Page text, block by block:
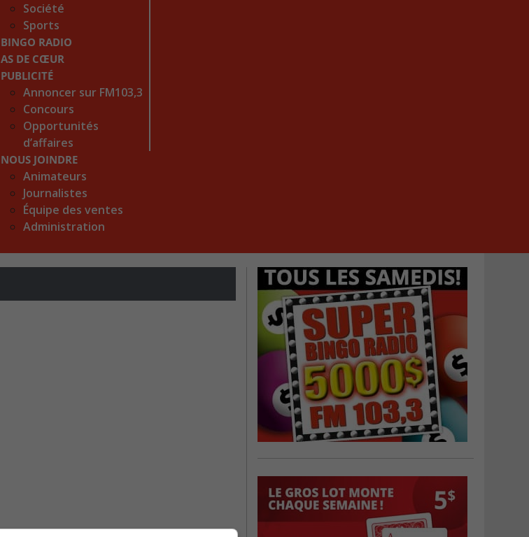
Société
Sports
BINGO RADIO
AS DE CŒUR
PUBLICITÉ
Annoncer sur FM103,3
Concours
Opportunités
d’affaires
NOUS JOINDRE
Animateurs
Journalistes
Équipe des ventes
Administration